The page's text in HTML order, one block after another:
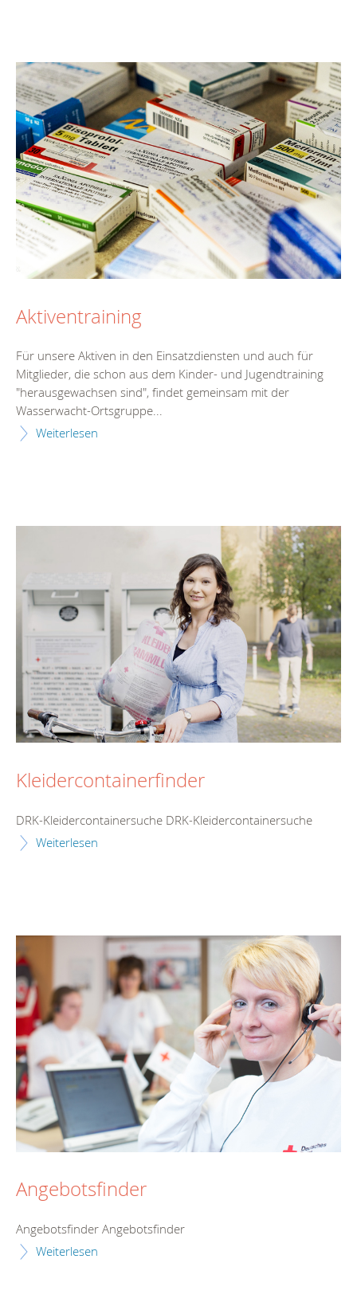
Aktiventraining
Für unsere Aktiven in den Einsatzdiensten und auch für
Mitglieder, die schon aus dem Kinder- und Jugendtraining
"herausgewachsen sind", findet gemeinsam mit der
Wasserwacht-Ortsgruppe...
Weiterlesen
Kleidercontainerfinder
DRK-Kleidercontainersuche DRK-Kleidercontainersuche
Weiterlesen
Angebotsfinder
Angebotsfinder Angebotsfinder
Weiterlesen